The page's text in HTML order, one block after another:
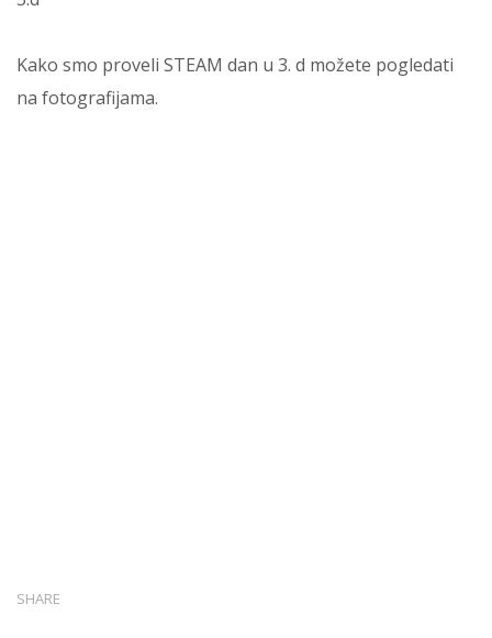
Kako smo proveli STEAM dan u 3. d možete pogledati
na fotografijama.
SHARE